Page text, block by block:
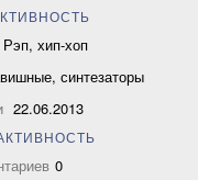
Рэп, хип-хоп
синтезаторы
22.06.2013
0